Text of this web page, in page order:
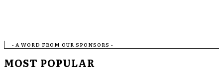
- A WORD FROM OUR SPONSORS -
MOST POPULAR